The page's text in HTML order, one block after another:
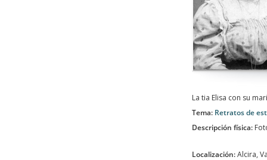
La tia Elisa con su
Tema: Retratos de
Descripción física:
Localización:Alcira,